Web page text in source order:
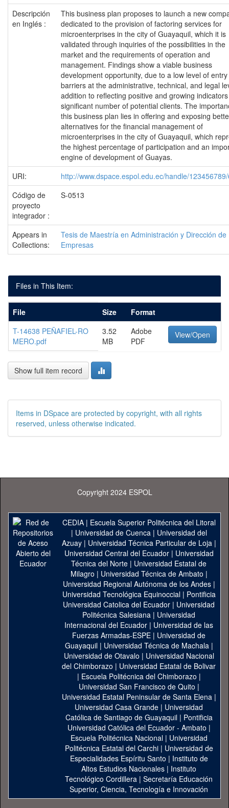
Descripción
en Inglés :
This business plan proposes to launch a new
dedicated to the provision of factoring services for
microenterprises in the city of Guayaquil, which it is
validated through inquiries of the possibilities in the
market and the requirements of operation and
management. Findings show a viable business
development opportunity, due to a low level of entry
barriers at the administrative, technical, and legal
addition to reflecting positive and growing
significant number of potential clients. The
this business plan lies in offering and exposing
alternatives for the financial management of
microenterprises in the city of Guayaquil, which
the highest percentage of participation and an
engine of development of Guayas.
URI:
http://www.dspace.espol.edu.ec/handle/
Código de
proyecto
integrador :
S-0513
Appears in
Collections:
Tesis de Maestría en Administración y Dirección de
Empresas
Files in This Item:
File Size
Format
T-14638 PEÑAFIEL-RO
MERO.pdf
3.52
MB
Adobe
PDF
View/Open
Show full item record
Items in DSpace are protected by copyright, with all rights
reserved, unless otherwise indicated.
Copyright 2024 ESPOL
CEDIA| Escuela Superior Politécnica del Litoral
| Universidad de Cuenca| Universidad del
Azuay| Universidad Técnica Particular de Loja|
Universidad Central del Ecuador| Universidad
Técnica del Norte | Universidad Estatal de
Milagro | Universidad Técnica de Ambato |
Universidad Regional Autónoma de los Andes|
Universidad Tecnológica Equinoccial| Pontificia
Universidad Catolica del Ecuador | Universidad
Politécnica Salesiana | Universidad
Internacional del Ecuador | Universidad de las
Fuerzas Armadas-ESPE | Universidad de
Guayaquil| Universidad Técnica de Machala|
Universidad de Otavalo | Universidad Nacional
del Chimborazo | Universidad Estatal de Bolivar
| Escuela Politécnica del Chimborazo |
Universidad San Francisco de Quito |
Universidad Estatal Peninsular de Santa Elena|
Universidad Casa Grande | Universidad
Católica de Santiago de Guayaquil| Pontificia
Universidad Católica del Ecuador - Ambato |
Escuela Politécnica Nacional| Universidad
Politécnica Estatal del Carchi| Universidad de
Especialidades Espíritu Santo | Instituto de
Altos Estudios Nacionales | Instituto
Tecnológico Cordillera | Secretaría Educación
Superior, Ciencia, Tecnología e Innovación